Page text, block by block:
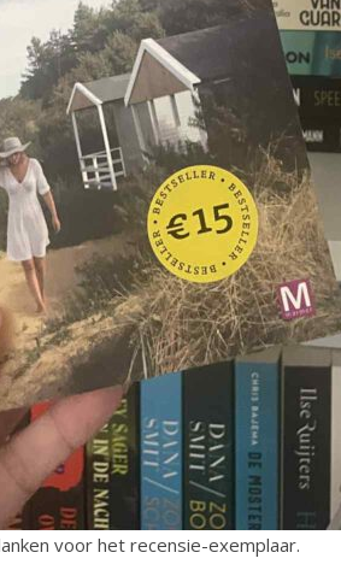
voor het recensie-exemplaar.